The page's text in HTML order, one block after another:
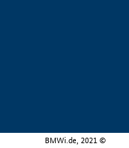
BMWi.de, 2021 ©